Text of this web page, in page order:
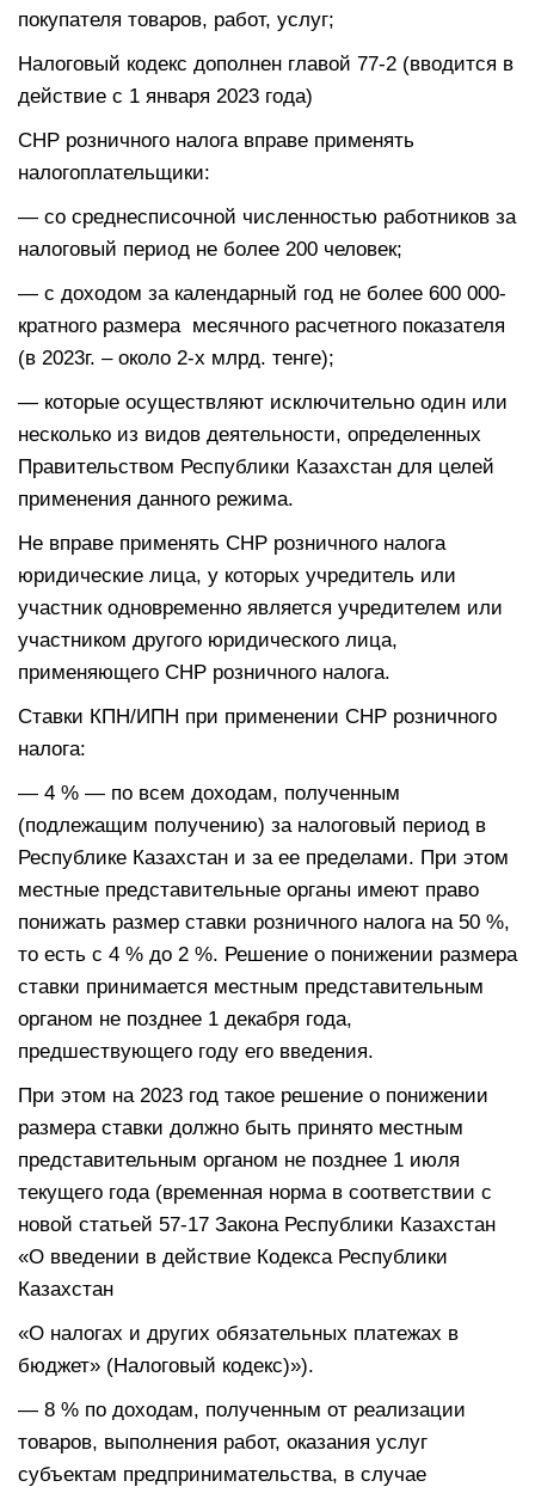
покупателя товаров, работ, услуг;
Налоговый кодекс дополнен главой 77-2 (вводится в
действие с 1 января 2023 года)
СНР розничного налога вправе применять
налогоплательщики:
— со среднесписочной численностью работников за
налоговый период не более 200 человек;
— с доходом за календарный год не более 600 000-
кратного размера месячного расчетного показателя
(в 2023г. – около 2-х млрд. тенге);
— которые осуществляют исключительно один или
несколько из видов деятельности, определенных
Правительством Республики Казахстан для целей
применения данного режима.
Не вправе применять СНР розничного налога
юридические лица, у которых учредитель или
участник одновременно является учредителем или
участником другого юридического лица,
применяющего СНР розничного налога.
Ставки КПН/ИПН при применении СНР розничного
налога:
— 4 % — по всем доходам, полученным
(подлежащим получению) за налоговый период в
Республике Казахстан и за ее пределами. При этом
местные представительные органы имеют право
понижать размер ставки розничного налога на 50 %,
то есть с 4 % до 2 %. Решение о понижении размера
ставки принимается местным представительным
органом не позднее 1 декабря года,
предшествующего году его введения.
При этом на 2023 год такое решение о понижении
размера ставки должно быть принято местным
представительным органом не позднее 1 июля
текущего года (временная норма в соответствии с
новой статьей 57-17 Закона Республики Казахстан
«О введении в действие Кодекса Республики
Казахстан
«О налогах и других обязательных платежах в
бюджет» (Налоговый кодекс)»).
— 8 % по доходам, полученным от реализации
товаров, выполнения работ, оказания услуг
субъектам предпринимательства, в случае